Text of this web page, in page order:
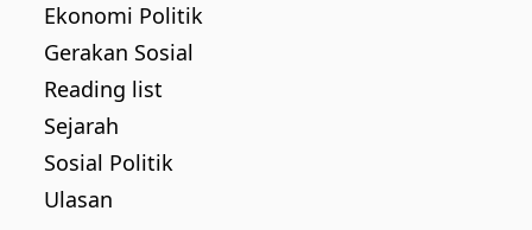
Ekonomi Politik
Gerakan Sosial
Reading list
Sejarah
Sosial Politik
Ulasan